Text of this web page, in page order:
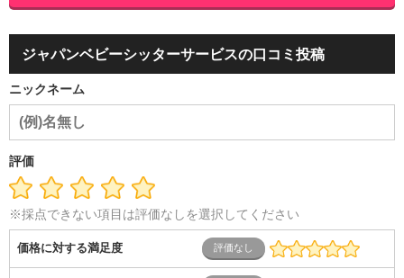
品
アミューズメント・エンターテイメント・ゲーム関連
美
ダル・葬祭
メディア職
クリエイティブ・デザイン・映像・
音響
芸能・イベント・コンパニオン
ITエンジニア（システ
ム開発・SE・インフラ）
導体・制御）
警備・交通・建築・土木技術職
医療・福祉・
介護
その他
ス
士業・コンサルティング 金融・商社
不動産・保険・サ
ービス
専業主婦（夫）
営業
ジャパンベビーシッターサービスの口コミ投稿
ニックネーム
評価
※採点できない項目は評価なしを選択してください
価格に対する満足度